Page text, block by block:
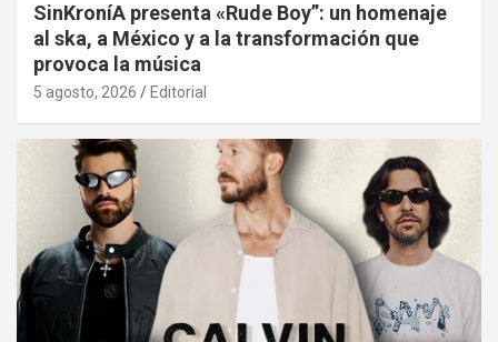
SinKroníA presenta «Rude Boy”: un homenaje
al ska, a México y a la transformación que
provoca la música
5 agosto, 2026 Editorial